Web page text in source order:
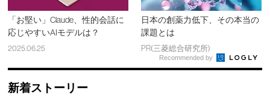
「お堅い」Claude、性的会話に
応じやすいAIモデルは？
2025.06.25
日本の創薬力低下、その本当の
課題とは
PR(三菱総合研究所)
Recommended by
新着ストーリー